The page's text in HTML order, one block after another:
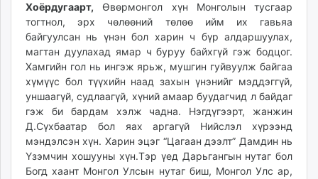
Хоёрдугаарт, Өвөрмонгол хүн Монголын тусгаар
тогтнол, эрх чөлөөний төлөө ийм их гавьяа
байгуулсан нь үнэн бол харин ч бүр алдаршуулах,
магтан дуулахад ямар ч буруу байхгүй гэж бодцог.
Хамгийн гол нь ингэж ярьж, мушгин гуйвуулж байгаа
хүмүүс бол түүхийн наад захын үнэнийг мэддэггүй,
уншаагүй, судлаагүй, хүний амаар буудагчид л байдаг
гэж би бардам хэлж чадна. Нэгдүгээрт, жанжин
Д.Сүхбаатар бол яах аргагүй Нийслэл хүрээнд
мэндэлсэн хүн. Харин эцэг “Цагаан дээлт” Дамдин нь
Үзэмчин хошууны хүн.Тэр үед Дарьгангын нутаг бол
Богд хаант Монгол Улсын нутаг биш, Монгол Улс ар,